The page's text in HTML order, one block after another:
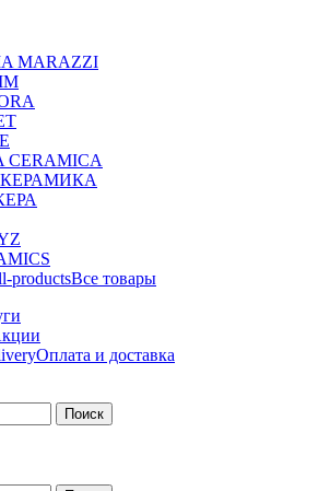
MARAZZI
CERAMICA
Все товары
Оплата и доставка
Поиск